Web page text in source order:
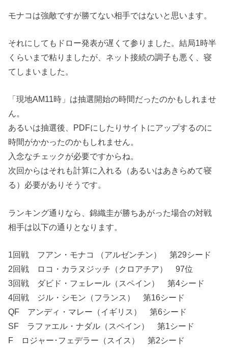
モナコは強敵ですが勝てない相手ではないと思います。
それにしてもドロー発表が遅くて参りました。結局1時半
くらいまで粘りましたが、ネット接続の調子も悪く、寝
てしまいました。
「現地AM11時」は抽選開始の時間だったのかもしれませ
ん。
あるいは抽選後、PDFにしたりサイトにアップするのに
時間がかかったのかもしれません。
入念なチェックが必要ですからね。
次回からはそれも計算に入れる（あるいはあきらめて寝
る）必要がありそうです。
ランキング通りなら、錦織圭が勝ちあがった場合の対戦
相手は以下の通りとなります。
1回戦 フアン・モナコ （アルゼンチン） 第29シード
2回戦 ロコ・カラヌジッチ（クロアチア） 97位
3回戦 ダビド・フェレール（スペイン） 第4シード
4回戦 ジル・シモン（フランス） 第16シード
QF アンディ・マレー（イギリス） 第6シード
SF ラファエル・ナダル（スペイン） 第1シード
F ロジャー･フェデラー（スイス） 第2シード